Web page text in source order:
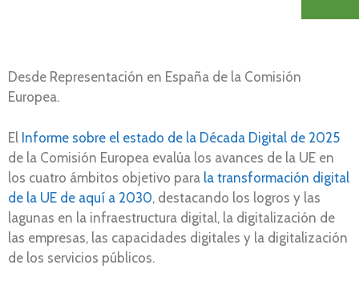
Desde Representación en España de la Comisión
Europea.
El Informe sobre el estado de la Década Digital de 2025
de la Comisión Europea evalúa los avances de la UE en
los cuatro ámbitos objetivo para la transformación digital
de la UE de aquí a 2030, destacando los logros y las
lagunas en la infraestructura digital, la digitalización de
las empresas, las capacidades digitales y la digitalización
de los servicios públicos.